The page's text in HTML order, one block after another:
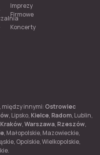
Imprezy
Firmowe
Koncerty
między innymi: Ostrowiec
, Lipsko, Kielce, Radom, Lublin,
Kraków,Warszawa, Rzeszów,
, Małopolskie, Mazowieckie,
Opolskie, Wielkopolskie,